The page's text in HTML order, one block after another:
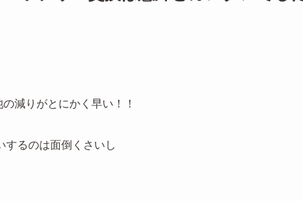
減りがとにかく早い！！
するのは面倒くさいし